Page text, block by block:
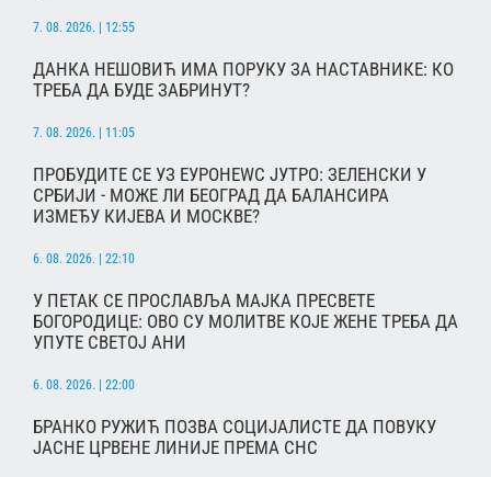
7. 08. 2026. | 12:55
ДАНКА НЕШОВИЋ ИМА ПОРУКУ ЗА НАСТАВНИКЕ: КО
ТРЕБА ДА БУДЕ ЗАБРИНУТ?
7. 08. 2026. | 11:05
ПРОБУДИТЕ СЕ УЗ ЕУРОНЕWС ЈУТРО: ЗЕЛЕНСКИ У
СРБИЈИ - МОЖЕ ЛИ БЕОГРАД ДА БАЛАНСИРА
ИЗМЕЂУ КИЈЕВА И МОСКВЕ?
6. 08. 2026. | 22:10
У ПЕТАК СЕ ПРОСЛАВЉА МАЈКА ПРЕСВЕТЕ
БОГОРОДИЦЕ: ОВО СУ МОЛИТВЕ КОЈЕ ЖЕНЕ ТРЕБА ДА
УПУТЕ СВЕТОЈ АНИ
6. 08. 2026. | 22:00
БРАНКО РУЖИЋ ПОЗВА СОЦИЈАЛИСТЕ ДА ПОВУКУ
ЈАСНЕ ЦРВЕНЕ ЛИНИЈЕ ПРЕМА СНС